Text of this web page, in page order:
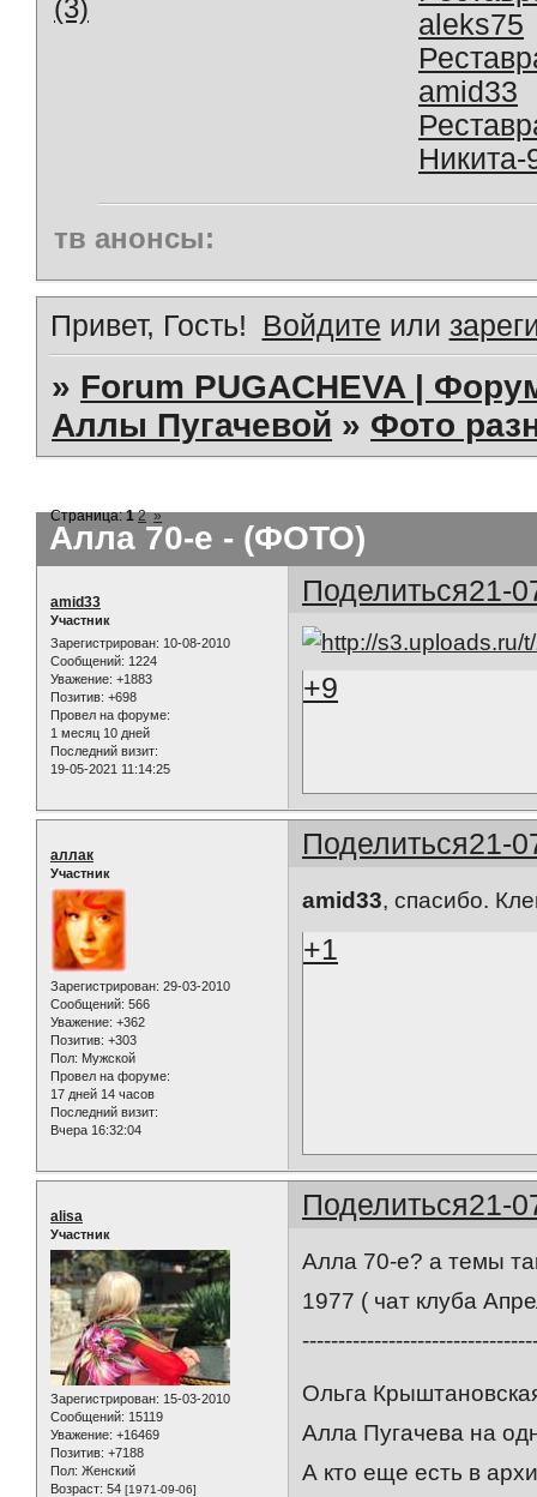
(3)
aleks75
amid33
Никита-
тв анонсы:
Привет, Гость! Войдите или
» Forum PUGACHEVA |
Аллы Пугачевой » Фото
Алла 70-е - (ФОТО)
Страница:1 2 »
Поделиться21-
amid33
Участник
Зарегистрирован: 10-08-2010
Сообщений: 1224
Уважение: +1883
Позитив: +698
Провел на форуме:
1 месяц 10 дней
Последний визит:
19-05-2021 11:14:25
+9
Поделиться21-
аллак
Участник
Зарегистрирован: 29-03-2010
Сообщений: 566
Уважение: +362
Позитив: +303
Пол: Мужской
Провел на форуме:
17 дней 14 часов
Последний визит:
Вчера 16:32:04
amid33, спасибо.
+1
Поделиться21-
alisa
Участник
Зарегистрирован: 15-03-2010
Сообщений: 15119
Уважение: +16469
Позитив: +7188
Пол: Женский
Возраст: 54 [1971-09-06]
Алла 70-е? а темы
1977 ( чат клуба
Ольга
Алла Пугачева на
А кто еще есть в